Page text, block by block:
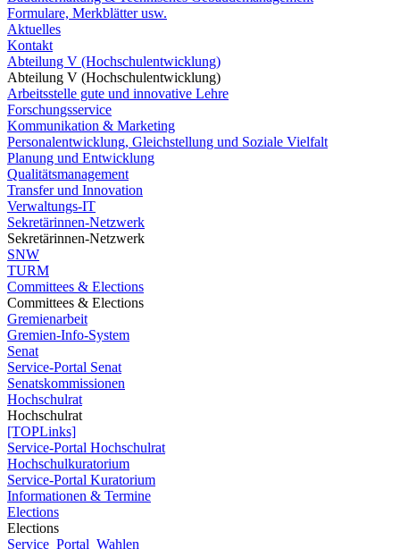
Formulare, Merkblätter usw.
Aktuelles
Kontakt
Abteilung V (Hochschulentwicklung)
Abteilung V (Hochschulentwicklung)
Arbeitsstelle gute und innovative Lehre
Forschungsservice
Kommunikation & Marketing
Personalentwicklung, Gleichstellung und Soziale Vielfalt
Planung und Entwicklung
Qualitätsmanagement
Transfer und Innovation
Verwaltungs-IT
Sekretärinnen-Netzwerk
Sekretärinnen-Netzwerk
SNW
TURM
Committees & Elections
Committees & Elections
Gremienarbeit
Gremien-Info-System
Senat
Service-Portal Senat
Senatskommissionen
Hochschulrat
Hochschulrat
[TOPLinks]
Service-Portal Hochschulrat
Hochschulkuratorium
Service-Portal Kuratorium
Informationen & Termine
Elections
Elections
Service_Portal_Wahlen